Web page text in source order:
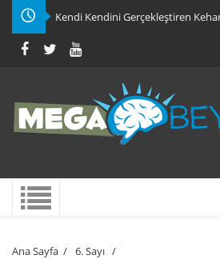
Kendi Kendini Gerçekleştiren
Ana Sayfa / 6. Sayı /